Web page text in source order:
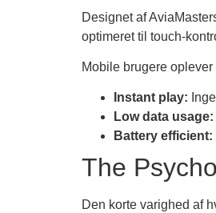
Designet af
optimeret til
Mobile brugere oplever
Instant play:
Low data usage:
Battery efficient:
The
Den korte varighed af